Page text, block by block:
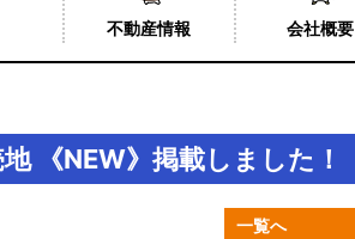
不動産情報 会社概要
《NEW》掲載しました！
一覧へ